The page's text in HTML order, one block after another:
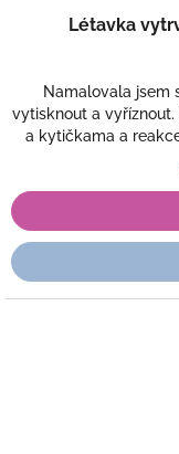
Létavka
Namalovala jsem
vytisknout a
a kytičkama a